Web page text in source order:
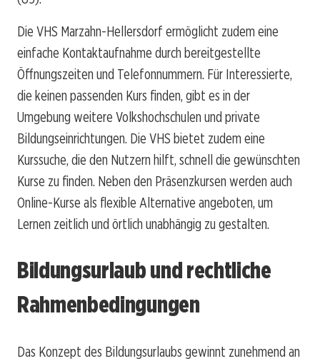
Die VHS Marzahn-Hellersdorf ermöglicht zudem eine
einfache Kontaktaufnahme durch bereitgestellte
Öffnungszeiten und Telefonnummern. Für Interessierte,
die keinen passenden Kurs finden, gibt es in der
Umgebung weitere Volkshochschulen und private
Bildungseinrichtungen. Die VHS bietet zudem eine
Kurssuche, die den Nutzern hilft, schnell die gewünschten
Kurse zu finden. Neben den Präsenzkursen werden auch
Online-Kurse als flexible Alternative angeboten, um
Lernen zeitlich und örtlich unabhängig zu gestalten.
Bildungsurlaub und rechtliche
Rahmenbedingungen
Das Konzept des Bildungsurlaubs gewinnt zunehmend an